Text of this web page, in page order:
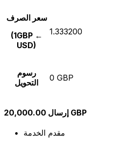
سعر الصرف
(1GBP ←
USD)
1.333200
رسوم
التحويل
0 GBP
إرسال 20,000.00 GBP
مقدم الخدمة